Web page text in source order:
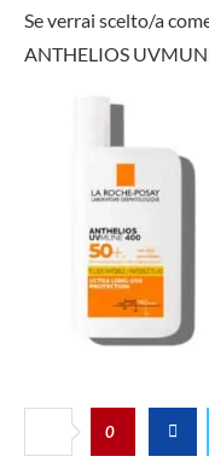
Se verrai scelto/a
ANTHELIOS
0